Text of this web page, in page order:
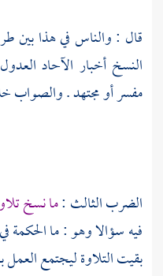
قال : والناس في هذا بين
النسخ أخبار الآحاد
مفسر أو مجتهد . والصواب
الضرب الثالث :ما نسخ
فيه سؤالا وهو : ما الحكمة
بقيت التلاوة ليجتمع